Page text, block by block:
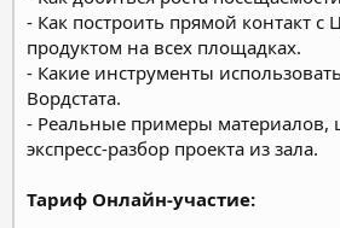
- Как построить прямой контакт с
продуктом на всех площадках.
- Какие инструменты
Вордстата.
- Реальные примеры
экспресс-разбор проекта из зала.
Тариф Онлайн-участие: